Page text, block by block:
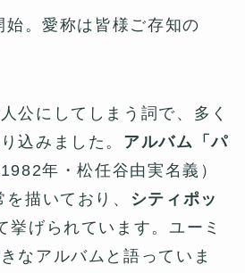
。愛称は皆様ご存知の
公にしてしまう詞で、多く
込みました。 アルバム「パ
1982年・松任谷由実名義）
描いており、
シティポッ
挙げられています。ユーミ
なアルバムと語っていま